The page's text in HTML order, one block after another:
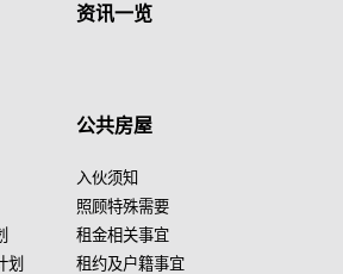
资讯一览
划
公共房屋
入伙须知
照顾特殊需要
租金相关事宜
租约及户籍事宜